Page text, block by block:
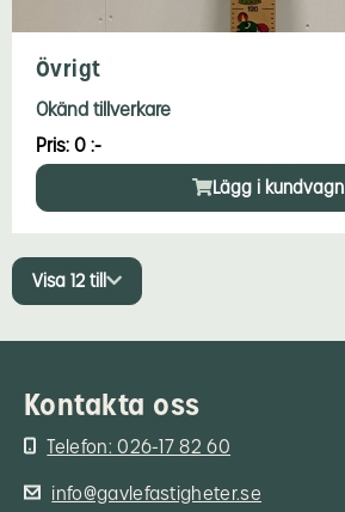
Övrigt
Okänd tillverkare
Pris: 0 :-
Lägg i kundvagn
Visa 12 till
Kontakta oss
Telefon: 026-17 82 60
info@gavlefastigheter.se